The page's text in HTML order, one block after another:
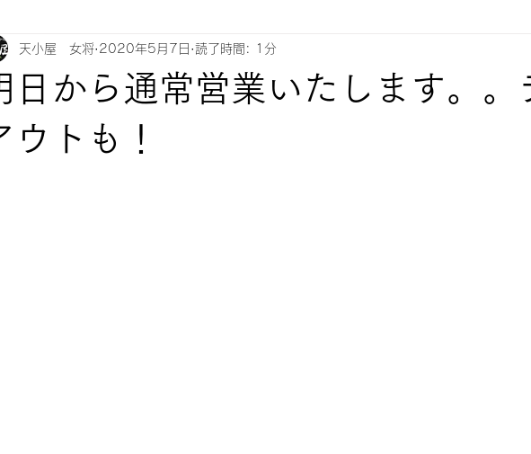
イケメン&女盛り まかない 蛍情報
お知らせ
日から通常営業いたします。。
ウトも！
天小屋 女将 2020年5月7日 読了時間: 1分